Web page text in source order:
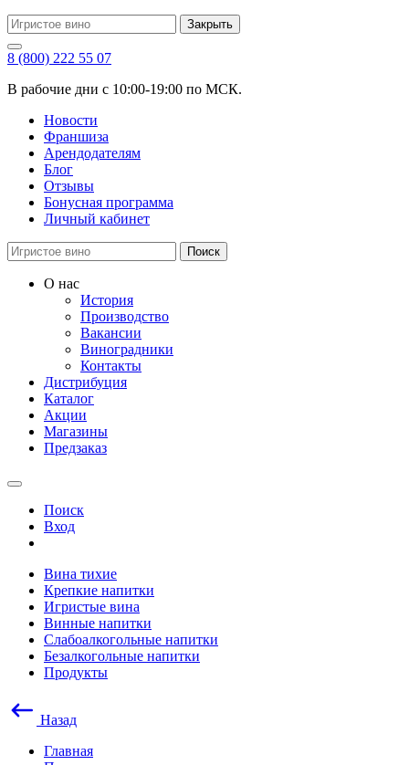
Закрыть
8 (800) 222 55 07
В рабочие дни с 10:00-19:00 по МСК.
Новости
Франшиза
Арендодателям
Блог
Отзывы
Бонусная программа
Личный кабинет
Поиск
О нас
История
Производство
Вакансии
Виноградники
Контакты
Дистрибуция
Каталог
Акции
Магазины
Предзаказ
Поиск
Вход
Вина тихие
Крепкие напитки
Игристые вина
Винные напитки
Слабоалкогольные напитки
Безалкогольные напитки
Продукты
Назад
Главная